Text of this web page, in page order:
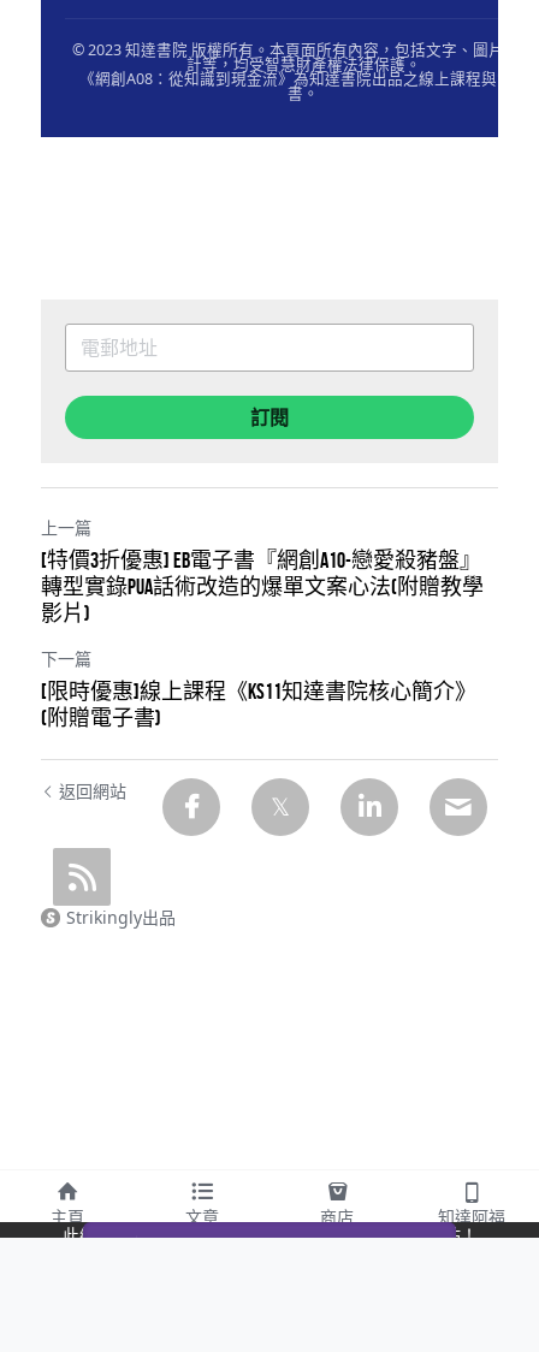
© 2023 知達書院 版權所有。本頁面所有內容，包括文字、圖片、設
計等，均受智慧財產權法律保護。
《網創A08：從知識到現金流》為知達書院出品之線上課程與電子
書。
訂閱
上一篇
[特價3折優惠] EB電子書『網創A10-戀愛殺豬盤』
轉型實錄PUA話術改造的爆單文案心法(附贈教學
影片)
下一篇
[限時優惠]線上課程《KS11知達書院核心簡介》
(附贈電子書)
返回網站
Strikingly出品
此網站通過 Strikingly 創建。 立即免費擁有一個網站！
主頁 文章 商店 知達阿福